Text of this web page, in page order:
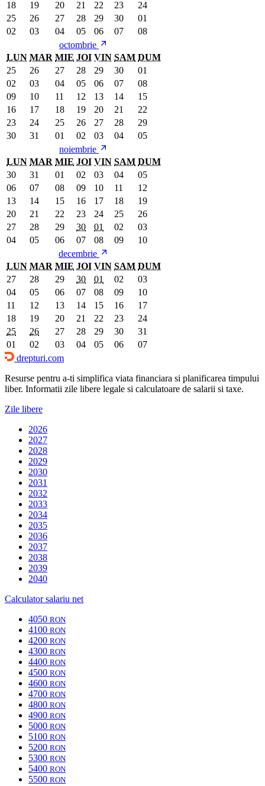
18
19 20 21 22 23
24
25
26 27 28 29 30
01
02
03 04 05 06 07
08
octombrie
LUN MAR MIE JOI VIN SAM DUM
25
26 27 28 29 30
01
02
03 04 05 06 07
08
09
10 11 12 13 14
15
16
17 18 19 20 21
22
23
24 25 26 27 28
29
30
31 01 02 03 04
05
noiembrie
LUN MAR MIE JOI VIN SAM DUM
30
31 01 02 03 04
05
06
07 08 09 10 11
12
13
14 15 16 17 18
19
20
21 22 23 24 25
26
27
28 29 30 01 02
03
04
05 06 07 08 09
10
decembrie
LUN MAR MIE JOI VIN SAM DUM
27
28 29 30 01 02
03
04
05 06 07 08 09
10
11
12 13 14 15 16
17
18
19 20 21 22 23
24
25
26 27 28 29 30
31
01
02 03 04 05 06
07
drepturi.com
Resurse pentru a-ti simplifica viata financiara si planificarea timpului
liber. Informatii zile libere legale si calculatoare de salarii si taxe.
Zile libere
2026
2027
2028
2029
2030
2031
2032
2033
2034
2035
2036
2037
2038
2039
2040
Calculator salariu net
4050 RON
4100 RON
4200 RON
4300 RON
4400 RON
4500 RON
4600 RON
4700 RON
4800 RON
4900 RON
5000 RON
5100 RON
5200 RON
5300 RON
5400 RON
5500 RON